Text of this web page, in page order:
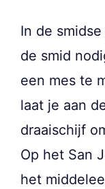
In de
de smid
een mes te
laat je aan
draaischijf
Op het San
het